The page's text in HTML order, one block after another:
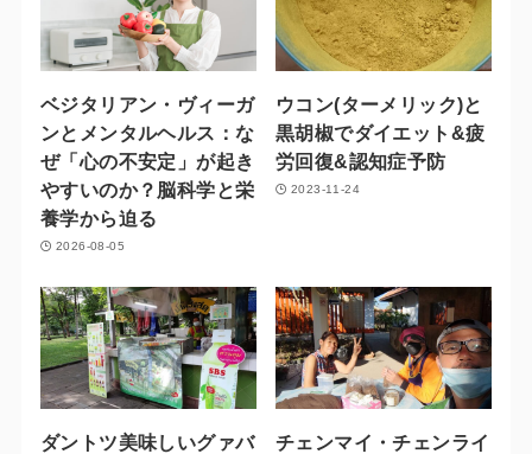
ベジタリアン・ヴィーガ
ンとメンタルヘルス：な
ぜ「心の不安定」が起き
やすいのか？脳科学と栄
養学から迫る
2026-08-05
ウコン(ターメリック)と
黒胡椒でダイエット&疲
労回復&認知症予防
2023-11-24
ダントツ美味しいグァバ
チェンマイ・チェンライ